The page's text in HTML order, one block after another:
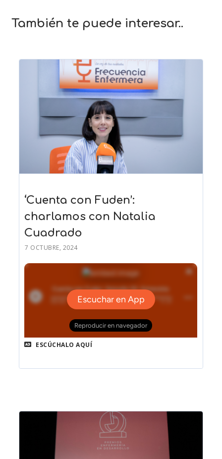
También te puede interesar..
‘Cuenta con Fuden’:
charlamos con Natalia
Cuadrado
7 OCTUBRE, 2024
ESCÚCHALO AQUÍ